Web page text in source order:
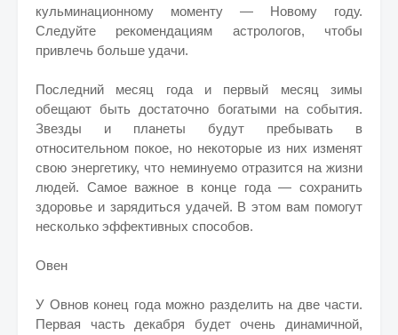
кульминационному моменту — Новому году.
Следуйте рекомендациям астрологов, чтобы
привлечь больше удачи.
Последний месяц года и первый месяц зимы
обещают быть достаточно богатыми на события.
Звезды и планеты будут пребывать в
относительном покое, но некоторые из них изменят
свою энергетику, что неминуемо отразится на жизни
людей. Самое важное в конце года — сохранить
здоровье и зарядиться удачей. В этом вам помогут
несколько эффективных способов.
Овен
У Овнов конец года можно разделить на две части.
Первая часть декабря будет очень динамичной,